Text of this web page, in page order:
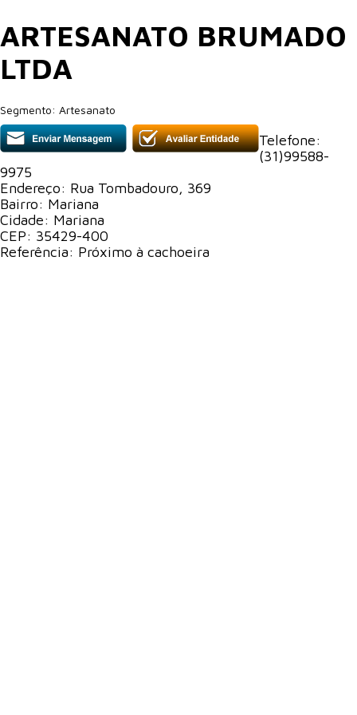
ARTESANATO BRUMADO
LTDA
Segmento: Artesanato
Telefone:
(31)99588-
9975
Endereço: Rua Tombadouro, 369
Bairro: Mariana
Cidade: Mariana
CEP: 35429-400
Referência: Próximo à cachoeira